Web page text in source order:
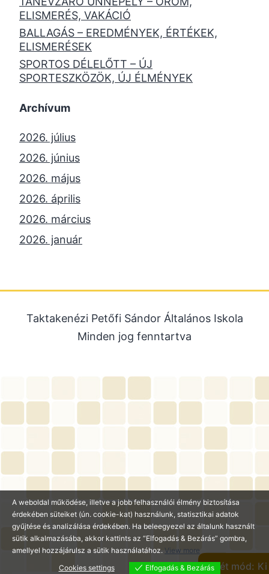
ELISMERÉS, VAKÁCIÓ
BALLAGÁS – EREDMÉNYEK, ÉRTÉKEK,
ELISMERÉSEK
SPORTOS DÉLELŐTT – ÚJ
SPORTESZKÖZÖK, ÚJ ÉLMÉNYEK
Archívum
2026. július
2026. június
2026. május
2026. április
2026. március
2026. január
2025. július
2025. június
2025. március
2025. január
2024. július
2024. június
2024. május
2024. április
Taktakenézi Petőfi Sándor Általános Iskola
Minden jog fenntartva
A weboldal működése, illetve a jobb felhasználói élmény biztosítása
érdekében süteiket (ún. cookie-kat) használunk, statisztikai adatok
gyűjtése és analizálása érdekében. Ha beleegyezel az általunk használt
sütik alkalmazásába, akkor kattints az “Elfogadás & Bezárás” gombra,
amellyel hozzájárulsz a sütik használatához. View more
Cookies settings
Elfogadás & BezárásSötét mód: